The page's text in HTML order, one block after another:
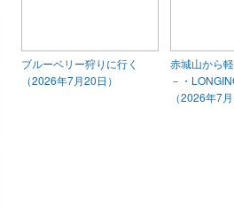
ブルーベリー狩りに行く
（2026年7月20日）
赤城山から
－・
（2026年7月